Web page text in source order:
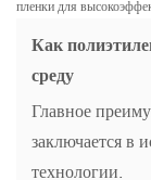
Как
среду
Главное
заключается в
технологии.